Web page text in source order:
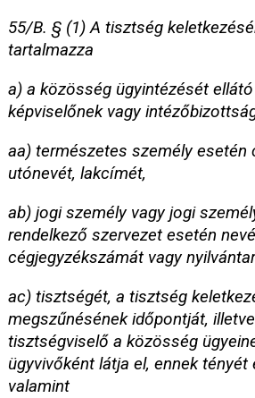
55/B. § (1) A tisztség
tartalmazza
a) a közösség ügyintézését
képviselőnek vagy
aa) természetes személy esetén
utónevét, lakcímét,
ab) jogi személy vagy jogi
rendelkező szervezet esetén
cégjegyzékszámát vagy
ac) tisztségét, a tisztség
megszűnésének időpontját,
tisztségviselő a közösség
ügyvivőként látja el, ennek tényét
valamint